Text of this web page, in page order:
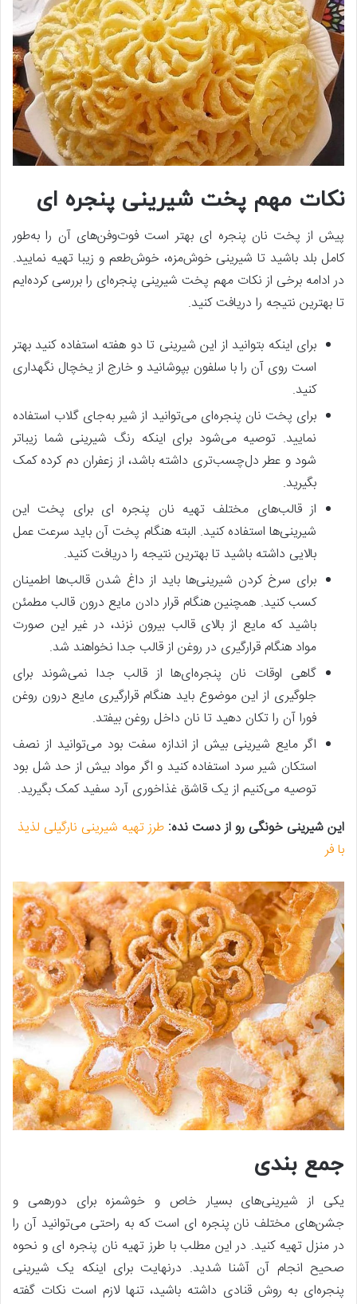
نکات مهم پخت شیرینی پنجره ای
پیش ‌از پخت نان پنجره‌ ای بهتر است فوت‌وفن‌های آن را به‌طور
کامل بلد باشید تا شیرینی خوش‌مزه، خوش‌طعم و زیبا تهیه نمایید.
در ادامه برخی از نکات مهم پخت شیرینی پنجره‌ای را بررسی کرده‌ایم
تا بهترین نتیجه را دریافت کنید.
برای‌ اینکه بتوانید از این شیرینی تا دو هفته استفاده کنید بهتر
است روی آن را با سلفون بپوشانید و خارج از یخچال نگهداری
کنید.
برای پخت نان پنجره‌ای می‌توانید از شیر به‌جای گلاب استفاده
نمایید. توصیه می‌شود برای اینکه رنگ شیرینی شما زیباتر
شود و عطر دل‌چسب‌تری داشته باشد، از زعفران دم کرده کمک
بگیرید.
از قالب‌های مختلف تهیه نان پنجره‌ ای برای پخت این
شیرینی‌ها استفاده کنید. البته هنگام پخت آن باید سرعت عمل
بالایی داشته باشید تا بهترین نتیجه را دریافت کنید.
برای سرخ کردن شیرینی‌ها باید از داغ شدن قالب‌ها اطمینان
کسب کنید. همچنین هنگام قرار دادن مایع درون قالب مطمئن
باشید که مایع از بالای قالب بیرون نزند، در غیر این صورت
مواد هنگام قرارگیری در روغن از قالب جدا نخواهند شد.
گاهی اوقات نان پنجره‌‌ای‌ها از قالب جدا نمی‌شوند برای
جلوگیری از این موضوع باید هنگام قرارگیری مایع درون روغن
فورا آن را تکان دهید تا نان داخل روغن بیفتد.
اگر مایع شیرینی بیش ‌از اندازه سفت بود می‌توانید از نصف
استکان شیر سرد استفاده کنید و اگر مواد بیش ‌از حد شل بود
توصیه می‌کنیم از یک قاشق غذاخوری آرد سفید کمک بگیرید.
این شیرینی خونگی رو از دست نده: طرز تهیه شیرینی نارگیلی لذیذ
با فر
جمع بندی
یکی از شیرینی‌های بسیار خاص و خوشمزه برای دورهمی و
جشن‌های مختلف نان پنجره‌ ای است که به‌ راحتی می‌توانید آن را
در منزل تهیه کنید. در این مطلب با طرز تهیه نان پنجره‌ ای و نحوه
صحیح انجام آن آشنا شدید. درنهایت برای اینکه یک شیرینی
پنجره‌ای به روش قنادی داشته باشید، تنها لازم است نکات گفته‌